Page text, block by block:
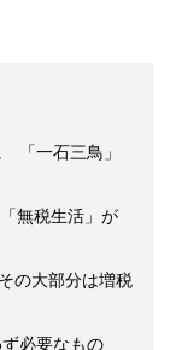
「一石三鳥」
無税生活」が
の大部分は増税
必要なもの